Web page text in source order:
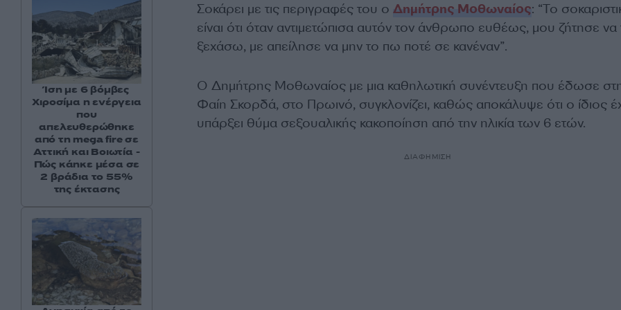
Σοκάρει με τις περιγραφές του ο Δημήτρης Μοθωναίος: “Το
είναι ότι όταν αντιμετώπισα αυτόν τον άνθρωπο ευθέως, μου ζήτησε να
ξεχάσω, με απείλησε να μην το πω ποτέ σε κανέναν”.
Ο Δημήτρης Μοθωναίος με μια καθηλωτική συνέντευξη που έδωσε
Φαίη Σκορδά, στο Πρωινό, συγκλονίζει, καθώς αποκάλυψε ότι ο ίδιος
υπάρξει θύμα σεξουαλικής κακοποίηση από την ηλικία των 6 ετών.
ΔΙΑΦΗΜΙΣΗ
Ίση με 6 βόμβες
Χιροσίμα η ενέργεια
που
απελευθερώθηκε
από τη mega fire σε
Αττική και Βοιωτία -
Πώς κάηκε μέσα σε
2 βράδια το 55%
της έκτασης